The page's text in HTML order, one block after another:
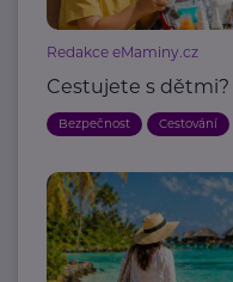
Redakce eMaminy.cz
Cestujete s
Bezpečnost Cestování